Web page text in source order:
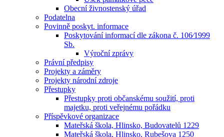
Obecní živnostenský úřad
Podatelna
Povinně poskyt. informace
Poskytování informací dle zákona č. 106⁄1999
Sb.
Výroční zprávy
Právní předpisy
Projekty a záměry
Projekty národní zdroje
Přestupky
Přestupky proti občanskému soužití, proti
majetku, proti veřejnému pořádku
Příspěvkové organizace
Mateřská škola, Hlinsko, Budovatelů 1229
Mateřská škola, Hlinsko, Rubešova 1250